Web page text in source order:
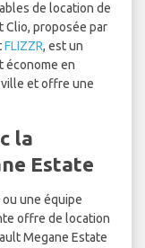
de location de
Clio, proposée par
FLIZZR, est un
économe en
et offre une
la
Estate
une équipe
offre de location
Megane Estate